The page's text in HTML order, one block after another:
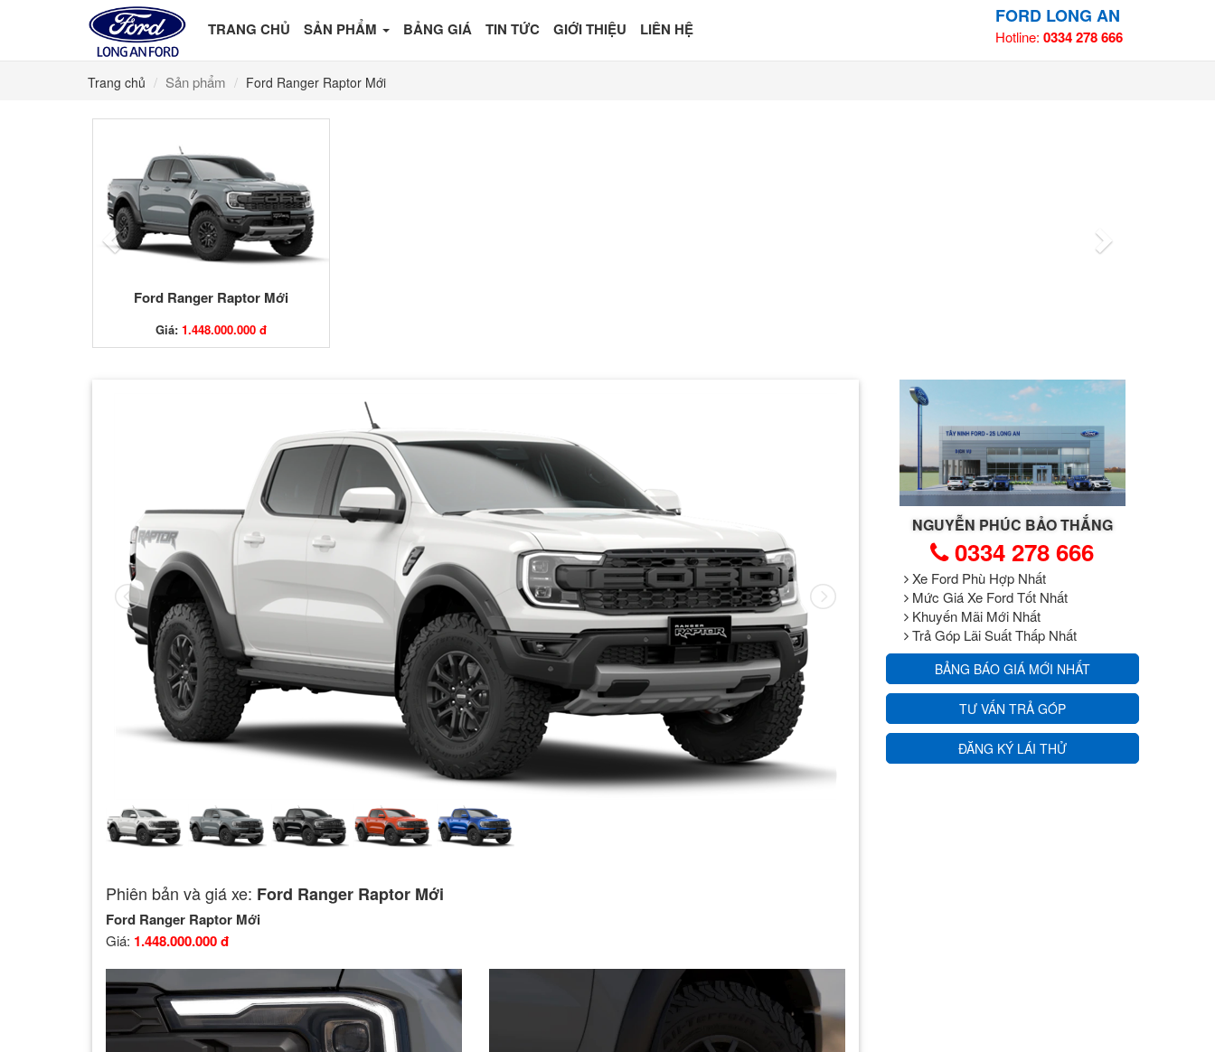
TRANG CHỦ SẢN PHẨM BẢNG GIÁ TIN TỨC GIỚI THIỆU LIÊN HỆ
FORD LONG AN
Hotline: 0334 278 666
Trang chủ Sản phẩm Ford Ranger Raptor Mới
Ford Ranger Raptor Mới
Giá: 1.448.000.000 đ
Phiên bản và giá xe: Ford Ranger Raptor Mới
Ford Ranger Raptor Mới
Giá: 1.448.000.000 đ
NGUYỄN PHÚC BẢO THẮNG
0334 278 666
Xe Ford Phù Hợp Nhất
Mức Giá Xe Ford Tốt Nhất
Khuyến Mãi Mới Nhất
Trả Góp Lãi Suất Thấp Nhất
BẢNG BÁO GIÁ MỚI NHẤT
TƯ VẤN TRẢ GÓP
ĐĂNG KÝ LÁI THỬ